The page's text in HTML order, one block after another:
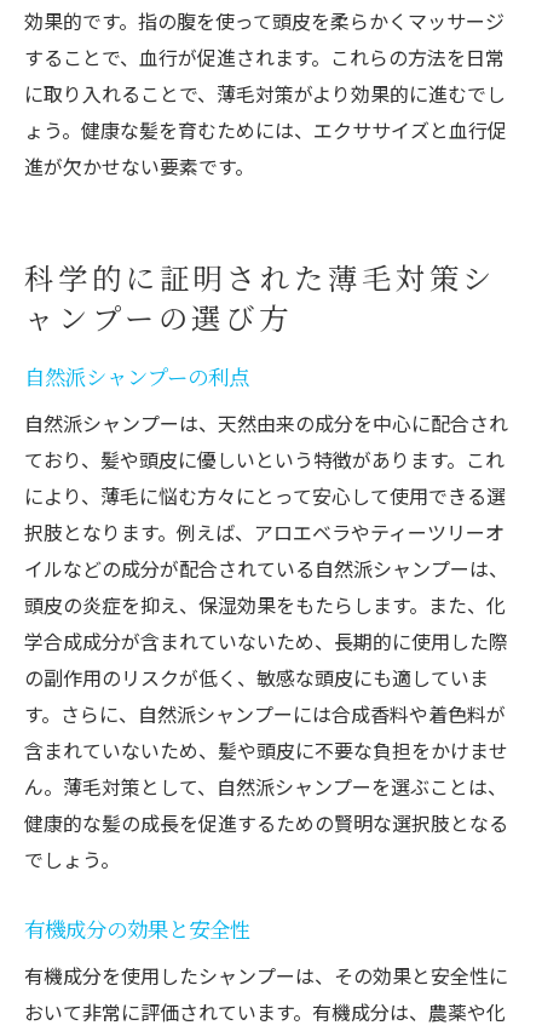
効果的です。指の腹を使って頭皮を柔らかくマッサージ
することで、血行が促進されます。これらの方法を日常
に取り入れることで、薄毛対策がより効果的に進むでし
ょう。健康な髪を育むためには、エクササイズと血行促
進が欠かせない要素です。
科学的に証明された薄毛対策シ
ャンプーの選び方
自然派シャンプーの利点
自然派シャンプーは、天然由来の成分を中心に配合され
ており、髪や頭皮に優しいという特徴があります。これ
により、薄毛に悩む方々にとって安心して使用できる選
択肢となります。例えば、アロエベラやティーツリーオ
イルなどの成分が配合されている自然派シャンプーは、
頭皮の炎症を抑え、保湿効果をもたらします。また、化
学合成成分が含まれていないため、長期的に使用した際
の副作用のリスクが低く、敏感な頭皮にも適していま
す。さらに、自然派シャンプーには合成香料や着色料が
含まれていないため、髪や頭皮に不要な負担をかけませ
ん。薄毛対策として、自然派シャンプーを選ぶことは、
健康的な髪の成長を促進するための賢明な選択肢となる
でしょう。
有機成分の効果と安全性
有機成分を使用したシャンプーは、その効果と安全性に
おいて非常に評価されています。有機成分は、農薬や化